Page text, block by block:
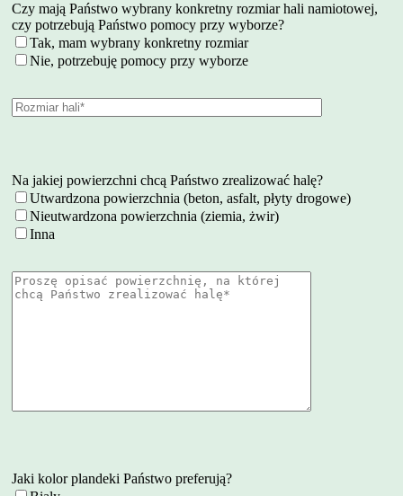
Czy mają Państwo wybrany konkretny rozmiar hali namiotowej,
czy potrzebują Państwo pomocy przy wyborze?
Tak, mam wybrany konkretny rozmiar
Nie, potrzebuję pomocy przy wyborze
Na jakiej powierzchni chcą Państwo zrealizować halę?
Utwardzona powierzchnia (beton, asfalt, płyty drogowe)
Nieutwardzona powierzchnia (ziemia, żwir)
Inna
Jaki kolor plandeki Państwo preferują?